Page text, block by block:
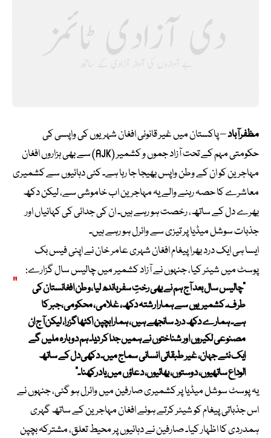
مظفرآباد– پاکستان میں غیر قانونی افغان شہریوں کی واپسی کی
حکومتی مہم کے تحت آزاد جموں و کشمیر (AJK) سے بھی ہزاروں افغان
مہاجرین کو ان کے وطن واپس بھیجا جا رہا ہے۔ کئی دہائیوں سے کشمیری
معاشرے کا حصہ رہنے والے یہ مہاجرین اب خاموشی سے، لیکن دکھ
بھرے دل کے ساتھ، رخصت ہو رہے ہیں۔ ان کی جدائی کی کہانیاں اور
جذبات سوشل میڈیا پر تیزی سے وائرل ہو رہے ہیں۔
ایسا ہی ایک درد بھرا پیغام افغان شہری عامر خان نے اپنی فیس بک
پوسٹ میں شیئر کیا، جنہوں نے آزاد کشمیر میں چالیس سال گزارے:
“چالیس سال بعد آج ہم نے بھی رختِ سفر باندھ لیا، وطن افغانستان کی
طرف۔ کشمیریوں سے ہمارا رشتہ دکھ، غلامی، محکومی، جبر کا
ہے۔ ہمارے دکھ درد سانجھے ہیں، ہمارا بچپن اکٹھا گزرا، لیکن آج ان
مصنوعی لکیروں اور شناختوں نے ہمیں جدا کر دیا۔ ہم دوبارہ ملیں گے
ایک نئے جہان، غیر طبقاتی انسانی سماج میں۔ دکھی دل کے ساتھ
الوداع ساتھیوں، دوستوں، بھائیوں، دعاؤں میں یاد رکھنا۔”
یہ پوسٹ سوشل میڈیا پر کشمیری صارفین میں وائرل ہو گئی، جنہوں نے
اس جذباتی پیغام کو شیئر کرتے ہوئے افغان مہاجرین کے ساتھ گہری
ہمدردی کا اظہار کیا۔ صارفین نے دہائیوں پر محیط تعلق، مشترکہ بچپن